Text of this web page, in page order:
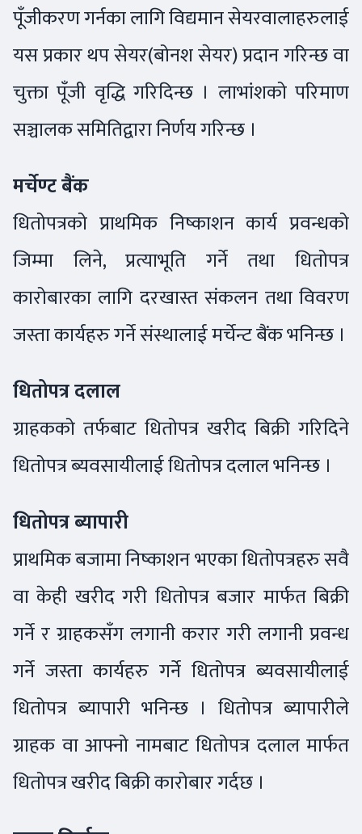
पूँजीकरण गर्नका लागि विद्यमान सेयरवालाहरुलाई
यस प्रकार थप सेयर(बोनश सेयर) प्रदान गरिन्छ वा
चुक्ता पूँजी वृद्धि गरिदिन्छ । लाभांशको परिमाण
सञ्चालक समितिद्वारा निर्णय गरिन्छ ।
मर्चेण्ट बैंक
धितोपत्रको प्राथमिक निष्काशन कार्य प्रवन्धको
जिम्मा लिने, प्रत्याभूति गर्ने तथा धितोपत्र
कारोबारका लागि दरखास्त संकलन तथा विवरण
जस्ता कार्यहरु गर्ने संस्थालाई मर्चेन्ट बैंक भनिन्छ ।
धितोपत्र दलाल
ग्राहकको तर्फबाट धितोपत्र खरीद बिक्री गरिदिने
धितोपत्र ब्यवसायीलाई धितोपत्र दलाल भनिन्छ ।
धितोपत्र ब्यापारी
प्राथमिक बजामा निष्काशन भएका धितोपत्रहरु सवै
वा केही खरीद गरी धितोपत्र बजार मार्फत बिक्री
गर्ने र ग्राहकसँग लगानी करार गरी लगानी प्रवन्ध
गर्ने जस्ता कार्यहरु गर्ने धितोपत्र ब्यवसायीलाई
धितोपत्र ब्यापारी भनिन्छ । धितोपत्र ब्यापारीले
ग्राहक वा आफ्नो नामबाट धितोपत्र दलाल मार्फत
धितोपत्र खरीद बिक्री कारोबार गर्दछ ।